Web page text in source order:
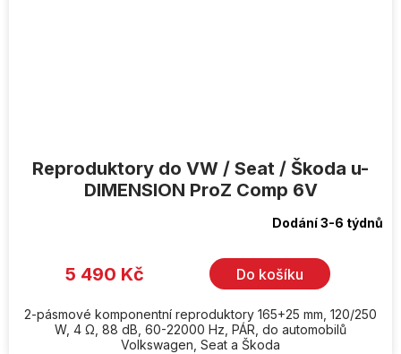
Reproduktory do VW / Seat / Škoda u-
DIMENSION ProZ Comp 6V
Dodání 3-6 týdnů
5 490 Kč Do košíku
2-pásmové komponentní reproduktory 165+25 mm, 120/250
W, 4 Ω, 88 dB, 60-22000 Hz, PÁR, do automobilů
Volkswagen, Seat a Škoda